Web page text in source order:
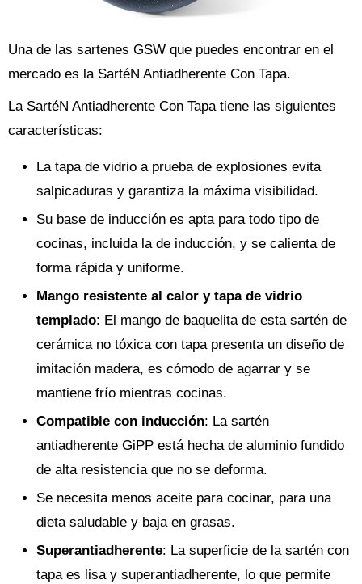
Una de las sartenes GSW que puedes encontrar en el
mercado es la SartéN Antiadherente Con Tapa.
La SartéN Antiadherente Con Tapa tiene las siguientes
características:
La tapa de vidrio a prueba de explosiones evita
salpicaduras y garantiza la máxima visibilidad.
Su base de inducción es apta para todo tipo de
cocinas, incluida la de inducción, y se calienta de
forma rápida y uniforme.
Mango resistente al calor y tapa de vidrio
templado: El mango de baquelita de esta sartén de
cerámica no tóxica con tapa presenta un diseño de
imitación madera, es cómodo de agarrar y se
mantiene frío mientras cocinas.
Compatible con inducción: La sartén
antiadherente GiPP está hecha de aluminio fundido
de alta resistencia que no se deforma.
Se necesita menos aceite para cocinar, para una
dieta saludable y baja en grasas.
Superantiadherente: La superficie de la sartén con
tapa es lisa y superantiadherente, lo que permite